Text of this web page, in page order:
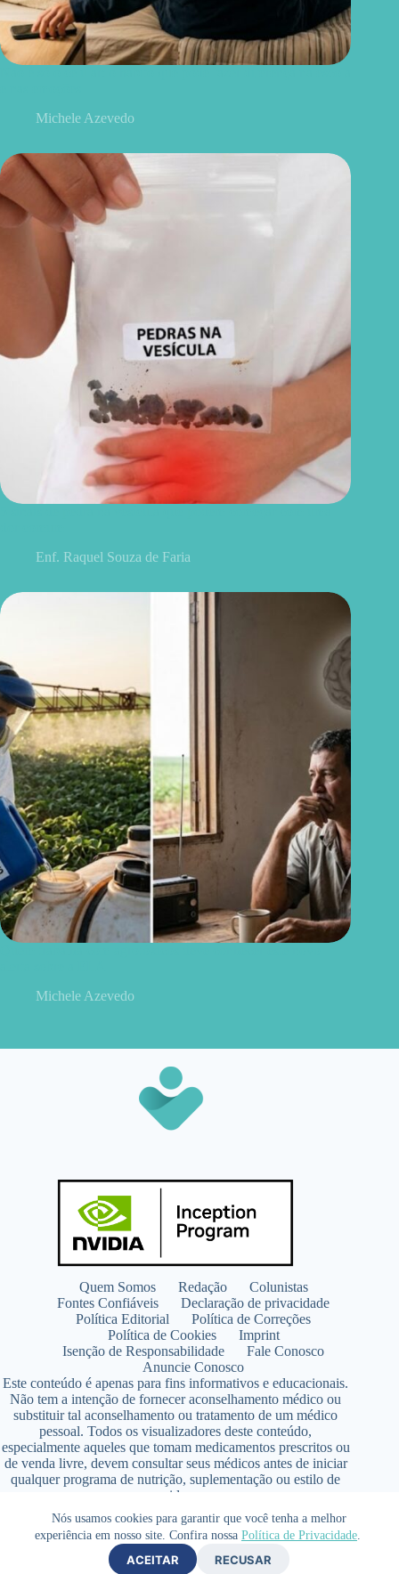
Nós usamos cookies para garantir que você tenha a melhor
experiência em nosso site. Confira nossa Política de Privacidade.
ACEITAR RECUSAR
Michele Azevedo
Enf. Raquel Souza de Faria
Michele Azevedo
Quem Somos Redação
Colunistas
Fontes Confiáveis
Declaração de privacidade
Política Editorial
Política de Correções
Política de Cookies
Imprint
Isenção de Responsabilidade
Fale Conosco
Anuncie Conosco
Este conteúdo é apenas para fins informativos e educacionais.
Não tem a intenção de fornecer aconselhamento médico ou
substituir tal aconselhamento ou tratamento de um médico
pessoal. Todos os visualizadores deste conteúdo,
especialmente aqueles que tomam medicamentos prescritos ou
de venda livre, devem consultar seus médicos antes de iniciar
qualquer programa de nutrição, suplementação ou estilo de
vida.
Copyright © 2026 - SaúdeLAB.com pertence ao grupo
VKCF Soluções Digitais Ltda - CNPJ n° 43.726.917/0001-80
- Contato +55 (65) 99813- 4203 - Responsável Técnica:
Farmacêutica Elizandra Civalsci Costa - CRF MT n° 3490